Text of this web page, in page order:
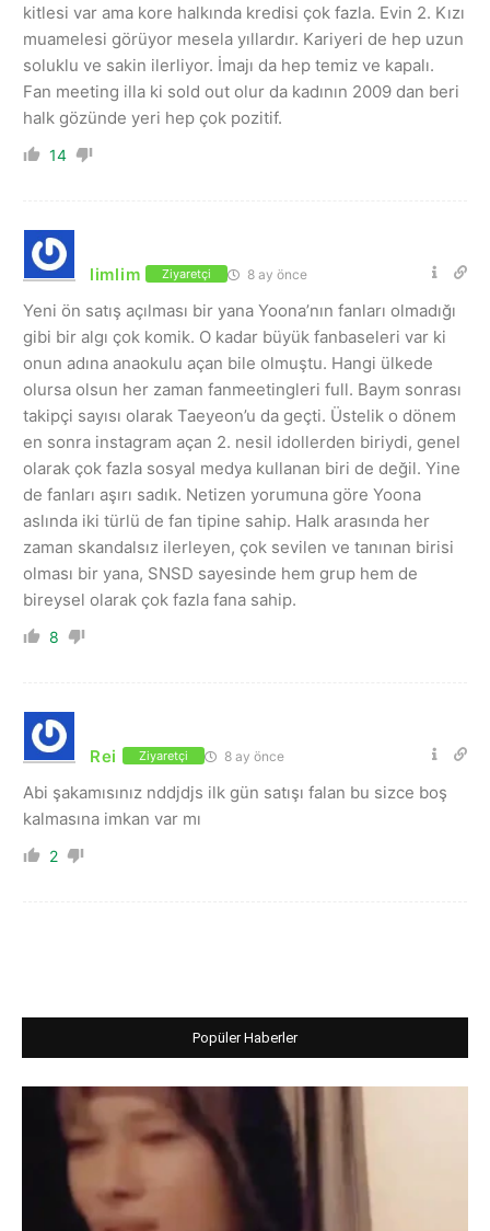
kitlesi var ama kore halkında kredisi çok fazla. Evin 2. Kızı
muamelesi görüyor mesela yıllardır. Kariyeri de hep uzun
soluklu ve sakin ilerliyor. İmajı da hep temiz ve kapalı.
Fan meeting illa ki sold out olur da kadının 2009 dan beri
halk gözünde yeri hep çok pozitif.
14
limlim Ziyaretçi 8 ay önce
Yeni ön satış açılması bir yana Yoona’nın fanları olmadığı
gibi bir algı çok komik. O kadar büyük fanbaseleri var ki
onun adına anaokulu açan bile olmuştu. Hangi ülkede
olursa olsun her zaman fanmeetingleri full. Baym sonrası
takipçi sayısı olarak Taeyeon’u da geçti. Üstelik o dönem
en sonra instagram açan 2. nesil idollerden biriydi, genel
olarak çok fazla sosyal medya kullanan biri de değil. Yine
de fanları aşırı sadık. Netizen yorumuna göre Yoona
aslında iki türlü de fan tipine sahip. Halk arasında her
zaman skandalsız ilerleyen, çok sevilen ve tanınan birisi
olması bir yana, SNSD sayesinde hem grup hem de
bireysel olarak çok fazla fana sahip.
8
Rei Ziyaretçi 8 ay önce
Abi şakamısınız nddjdjs ilk gün satışı falan bu sizce boş
kalmasına imkan var mı
2
Popüler Haberler